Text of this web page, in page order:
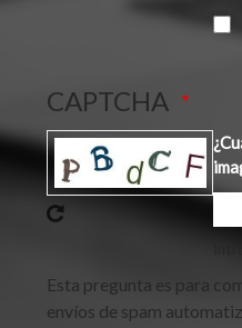
CAPTCHA
Esta pregunta es para
envíos de spam